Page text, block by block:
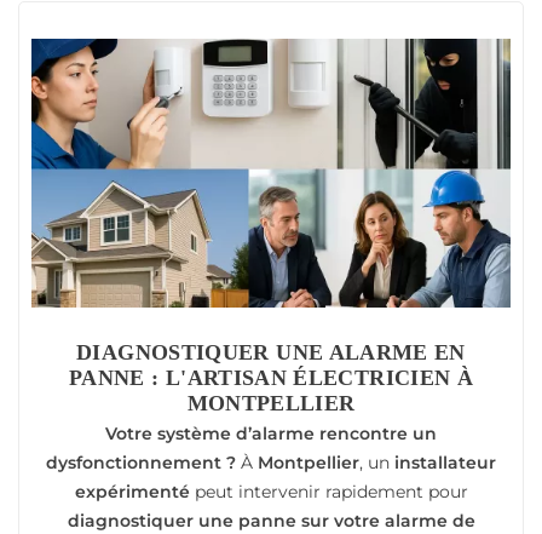
DIAGNOSTIQUER UNE ALARME EN
PANNE : L'ARTISAN ÉLECTRICIEN À
MONTPELLIER
Votre système d’alarme rencontre un
dysfonctionnement ? À Montpellier, un installateur
expérimentépeut intervenir rapidement pour
diagnostiquer une panne sur votre alarme de